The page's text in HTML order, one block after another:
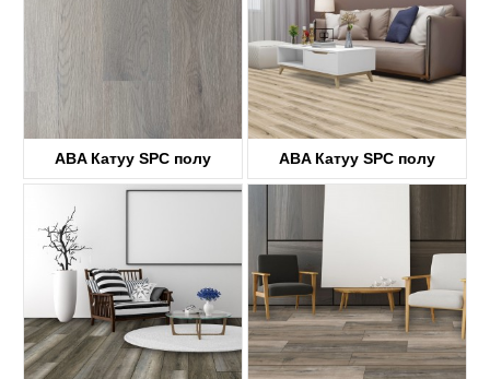
ABA Катуу SPC полу
KTV4038
ABA Катуу SPC полу
KTV8030